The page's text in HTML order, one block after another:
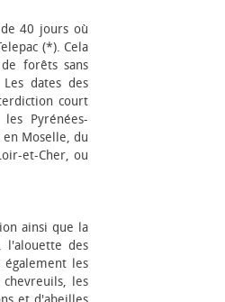
40 jours où
(*). Cela
forêts sans
dates des
court
Pyrénées-
Moselle, du
et-Cher, ou
ainsi que la
l'alouette des
les
les